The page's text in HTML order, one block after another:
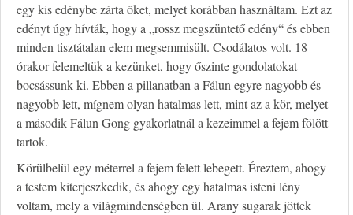
egy kis edénybe zárta őket, melyet korábban használtam. Ezt az
edényt úgy hívták, hogy a „rossz megszüntető edény“ és ebben
minden tisztátalan elem megsemmisült. Csodálatos volt. 18
órakor felemeltük a kezünket, hogy őszinte gondolatokat
bocsássunk ki. Ebben a pillanatban a Fálun egyre nagyobb és
nagyobb lett, mígnem olyan hatalmas lett, mint az a kör, melyet
a második Fálun Gong gyakorlatnál a kezeimmel a fejem fölött
tartok.
Körülbelül egy méterrel a fejem felett lebegett. Éreztem, ahogy
a testem kiterjeszkedik, és ahogy egy hatalmas isteni lény
voltam, mely a világmindenségben ül. Arany sugarak jöttek